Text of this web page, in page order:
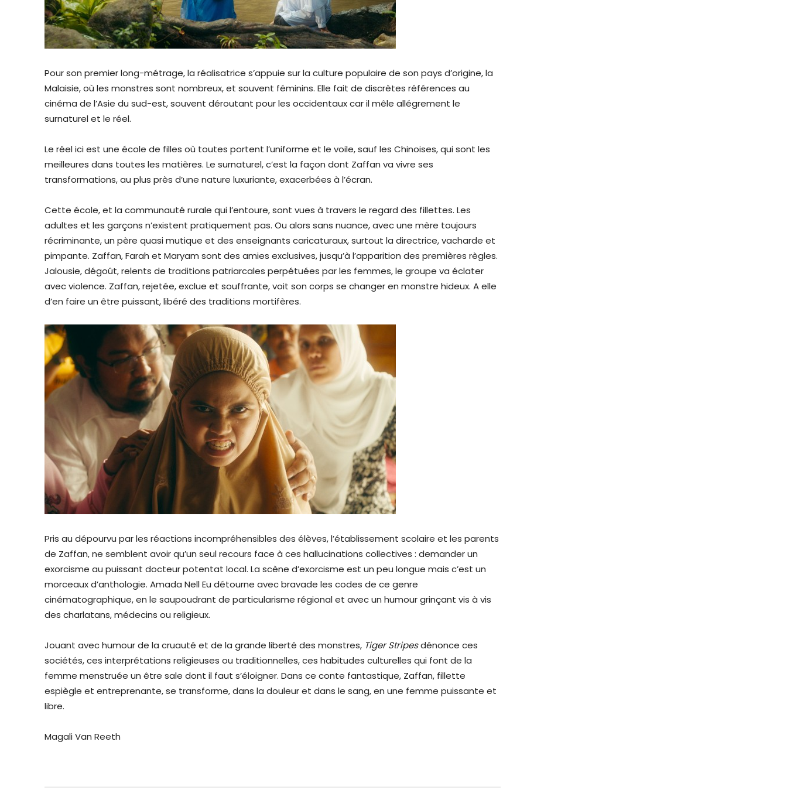
Pour son premier long-métrage, la réalisatrice s’appuie sur la culture populaire de son pays d’origine, la
Malaisie, où les monstres sont nombreux, et souvent féminins. Elle fait de discrètes références au
cinéma de l’Asie du sud-est, souvent déroutant pour les occidentaux car il mêle allégrement le
surnaturel et le réel.
Le réel ici est une école de filles où toutes portent l’uniforme et le voile, sauf les Chinoises, qui sont les
meilleures dans toutes les matières. Le surnaturel, c’est la façon dont Zaffan va vivre ses
transformations, au plus près d’une nature luxuriante, exacerbées à l’écran.
Cette école, et la communauté rurale qui l’entoure, sont vues à travers le regard des fillettes. Les
adultes et les garçons n’existent pratiquement pas. Ou alors sans nuance, avec une mère toujours
récriminante, un père quasi mutique et des enseignants caricaturaux, surtout la directrice, vacharde et
pimpante. Zaffan, Farah et Maryam sont des amies exclusives, jusqu’à l’apparition des premières règles.
Jalousie, dégoût, relents de traditions patriarcales perpétuées par les femmes, le groupe va éclater
avec violence. Zaffan, rejetée, exclue et souffrante, voit son corps se changer en monstre hideux. A elle
d’en faire un être puissant, libéré des traditions mortifères.
Pris au dépourvu par les réactions incompréhensibles des élèves, l’établissement scolaire et les parents
de Zaffan, ne semblent avoir qu’un seul recours face à ces hallucinations collectives : demander un
exorcisme au puissant docteur potentat local. La scène d’exorcisme est un peu longue mais c’est un
morceaux d’anthologie. Amada Nell Eu détourne avec bravade les codes de ce genre
cinématographique, en le saupoudrant de particularisme régional et avec un humour grinçant vis à vis
des charlatans, médecins ou religieux.
Jouant avec humour de la cruauté et de la grande liberté des monstres, Tiger Stripesdénonce ces
sociétés, ces interprétations religieuses ou traditionnelles, ces habitudes culturelles qui font de la
femme menstruée un être sale dont il faut s’éloigner. Dans ce conte fantastique, Zaffan, fillette
espiègle et entreprenante, se transforme, dans la douleur et dans le sang, en une femme puissante et
libre.
Magali Van Reeth